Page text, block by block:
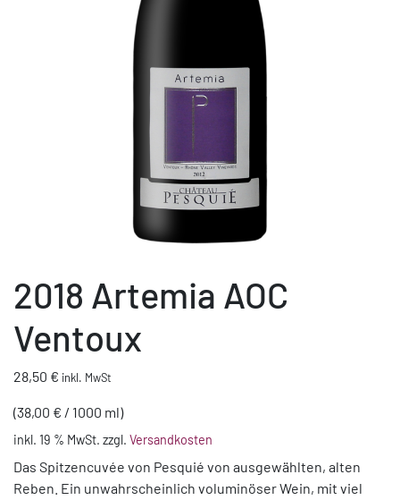
2018 Artemia AOC
Ventoux
28,50 € inkl. MwSt
(38,00 € / 1000 ml)
inkl. 19 % MwSt. zzgl. Versandkosten
Das Spitzencuvée von Pesquié von ausgewählten, alten
Reben. Ein unwahrscheinlich voluminöser Wein, mit viel